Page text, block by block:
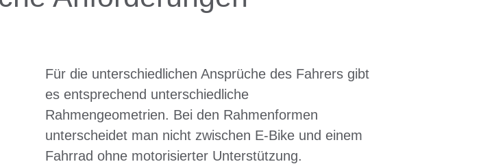
Für die unterschiedlichen Ansprüche des Fahrers gibt
es entsprechend unterschiedliche
Rahmengeometrien. Bei den Rahmenformen
unterscheidet man nicht zwischen E-Bike und einem
Fahrrad ohne motorisierter Unterstützung.